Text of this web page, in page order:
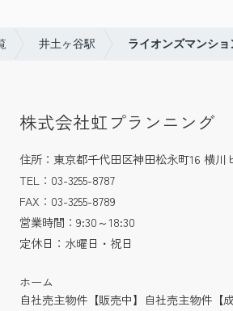
井土ヶ谷駅 ライオンズマンシ
株式会社虹プランニング
住所：東京都千代田区神田松永町16 横川
TEL：03-3255-8787
FAX：03-3255-8789
営業時間：9:30～18:30
定休日：水曜日・祝日
ホーム
自社売主物件【販売中】 自社売主物件【